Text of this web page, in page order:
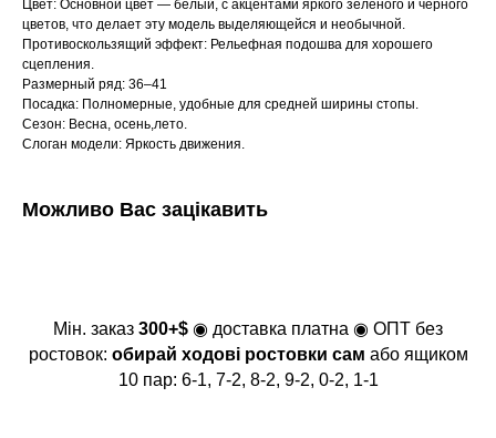
Цвет: Основной цвет — белый, с акцентами яркого зеленого и черного
цветов, что делает эту модель выделяющейся и необычной.
Противоскользящий эффект: Рельефная подошва для хорошего
сцепления.
Размерный ряд: 36–41
Посадка: Полномерные, удобные для средней ширины стопы.
Сезон: Весна, осень,лето.
Слоган модели: Яркость движения.
Можливо Вас зацікавить
Мін. заказ 300+$ ◉ доставка платна ◉ ОПТ без
ростовок: обирай ходові ростовки сам або ящиком
10 пар: 6-1, 7-2, 8-2, 9-2, 0-2, 1-1